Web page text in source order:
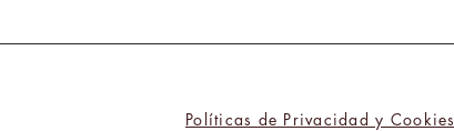
Políticas de Privacidad y Cookies